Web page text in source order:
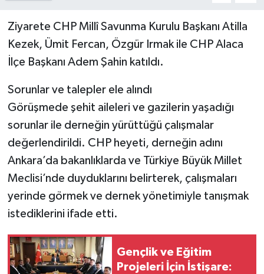
Ziyarete CHP Millî Savunma Kurulu Başkanı Atilla
Kezek, Ümit Fercan, Özgür Irmak ile CHP Alaca
İlçe Başkanı Adem Şahin katıldı.
Sorunlar ve talepler ele alındı
Görüşmede şehit aileleri ve gazilerin yaşadığı
sorunlar ile derneğin yürüttüğü çalışmalar
değerlendirildi. CHP heyeti, derneğin adını
Ankara’da bakanlıklarda ve Türkiye Büyük Millet
Meclisi’nde duyduklarını belirterek, çalışmaları
yerinde görmek ve dernek yönetimiyle tanışmak
istediklerini ifade etti.
Gençlik ve Eğitim
Projeleri İçin İstişare: